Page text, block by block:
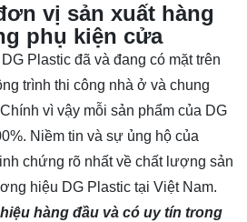
vị sản xuất hàng
phụ kiện cửa
Plastic đã và đang có mặt trên
trình thi công nhà ở và chung
vì vậy mỗi sản phẩm của DG
Niềm tin và sự ủng hộ của
chứng rõ nhất về chất lượng sản
hiệu DG Plastic tại Việt Nam.
hàng đầu và có uy tín trong